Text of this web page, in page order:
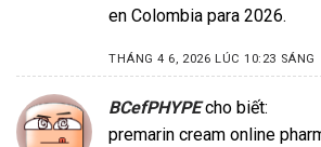
en Colombia para 2026.
THÁNG 4 6, 2026 LÚC 10:23 SÁNG
BCefPHYPE cho biết:
premarin cream online